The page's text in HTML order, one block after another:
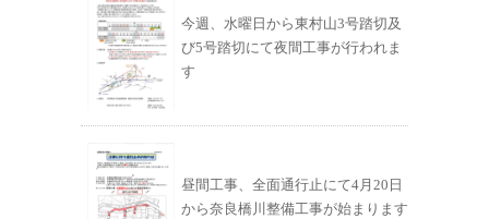
今週、水曜日から東村山3号踏切及
び5号踏切にて夜間工事が行われま
す
昼間工事、全面通行止にて4月20日
から奈良橋川整備工事が始まります